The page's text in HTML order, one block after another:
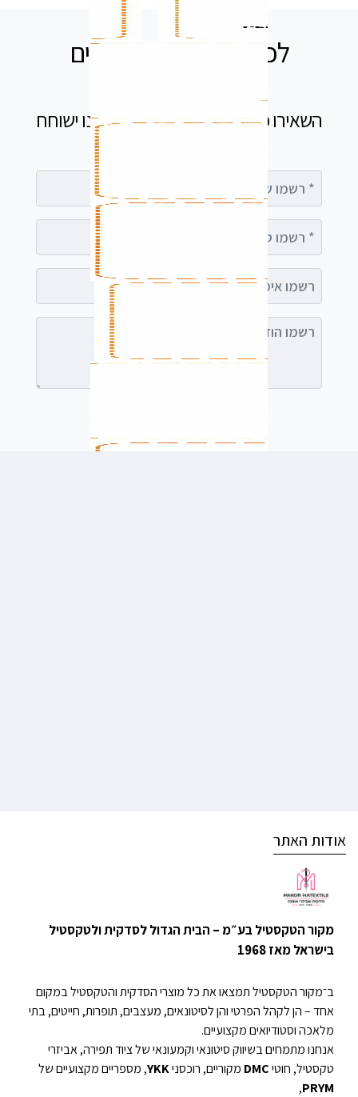
לכל שאלה אנחנו זמינים
השאירו פרטים בטופס ומיד נציג שלנו ישוחח
רשמו אימייל (אופציונלי)
רשמו הודעה (אופציונלי)
אודות האתר
מקור הטקסטיל בע״מ – הבית הגדול לסדקית ולטקסטיל
בישראל מאז 1968
ב־מקור הטקסטיל תמצאו את כל מוצרי הסדקית והטקסטיל במקום
אחד – הן לקהל הפרטי והן לסיטונאים, מעצבים, תופרות, חייטים, בתי
מלאכה וסטודיואים מקצועיים.
אנחנו מתמחים בשיווק סיטונאי וקמעונאי של ציוד תפירה, אביזרי
טקסטיל, חוטיDMC מקוריים, רוכסניYKK, מספריים מקצועיים של
PRYM
,